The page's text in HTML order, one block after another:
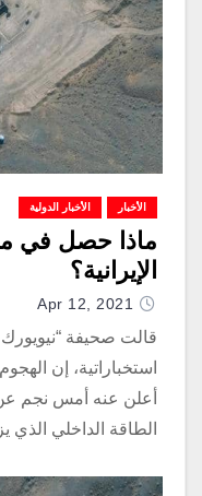
الأخبار الأخبار الدولية
ماذا حصل في
الإيرانية؟
Apr 12, 2021
قالت صحيفة “نيويورك
استخباراتية، إن
أعلن عنه أمس نجم
الطاقة الداخلي الذي